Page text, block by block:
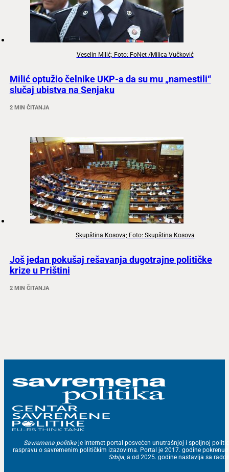
Veselin Milić; Foto: FoNet /Milica Vučković
Milić optužio čelnike UKP-a da su mu „namestili“
slučaj ubistva na Senjaku
2 MIN ČITANJA
Skupština Kosova; Foto: Skupština Kosova
Još jedan pokušaj rešavanja dugotrajne političke
krize u Prištini
2 MIN ČITANJA
Savremena politika je internet portal posvećen unutrašnjoj i spoljnoj
raspravu o savremenim političkim izazovima. Portal je 2017. godine
Srbija, a od 2025. godine nastavlja sa